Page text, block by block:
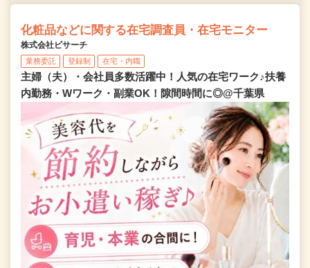
化粧品などに関する在宅調査員・在宅モニター
株式会社ビサーチ
業務委託 登録制 在宅・内職
主婦（夫）・会社員多数活躍中！人気の在宅ワーク♪扶養
内勤務・Wワーク・副業OK！隙間時間に◎@千葉県